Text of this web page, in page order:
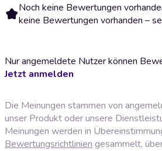
Noch keine Bewertungen
keine Bewertungen vorhanden –
Nur angemeldete Nutzer können
Jetzt anmelden
Die Meinungen stammen von
unser Produkt oder unsere
Meinungen werden in
Bewertungsrichtlinien gesammelt,